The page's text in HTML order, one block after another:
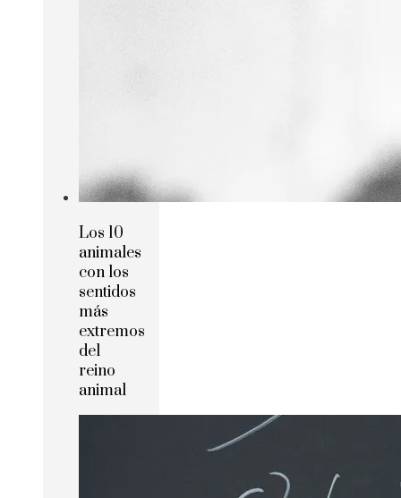
Los 10
animales
con los
sentidos
más
extremos
del
reino
animal